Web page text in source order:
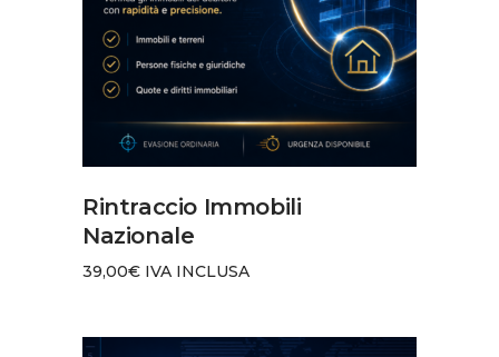
AGGIUNGI AL CARRELLO
Rintraccio Immobili
Nazionale
39,00€ IVA INCLUSA